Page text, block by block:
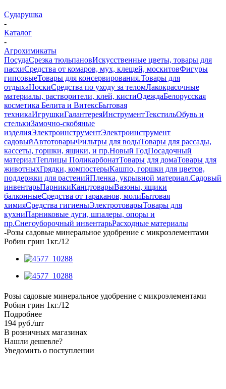
Сударушка
-
Каталог
-
Агрохимикаты
ПосудаСрезка тюльпановИскусственные цветы, товары для
пасхиСредства от комаров, мух, клещей, москитовФигуры
гипсовыеТовары для консервирования.Товары для
отдыхаНоскиСредства по уходу за теломЛакокрасочные
материалы, растворители, клей, кистиОдеждаБелорусская
косметика Белита и ВитексБытовая
техникаИгрушкиГалантереяИнструментТекстильОбувь и
стелькиЗамочно-скобяные
изделияЭлектроинструментЭлектроинструмент
садовыйАвтотоварыФильтры для водыТовары для рассады,
кассеты, горшки, ящики, и пр.Новый ГодПосадочный
материалТеплицы ПоликарбонатТовары для домаТовары для
животныхГрядки, компостерыКашпо, горшки для цветов,
поддержки для растенийПленка, укрывной материал.Садовый
инвентарьПарникиКанцтоварыВазоны, ящики
балконныеСредства от тараканов, молиБытовая
химияСредства гигиеныЭлектротоварыТовары для
кухниПарниковые дуги, шпалеры, опоры и
пр.Снегоуборочный инвентарьРасходные материалы
-Розы садовые минеральное удобрение с микроэлементами
Робин грин 1кг./12
Розы садовые минеральное удобрение с микроэлементами
Робин грин 1кг./12
Подробнее
194 руб./шт
В розничных магазинах
Нашли дешевле?
Уведомить о поступлении